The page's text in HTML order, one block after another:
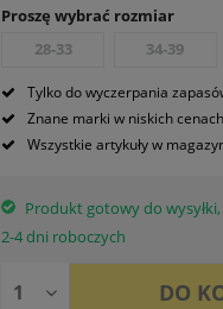
Proszę wybrać rozmiar
28-33
34-39
Tylko do wyczerpania
Znane marki w niskich
Wszystkie artykuły w
Produkt gotowy do
2-4 dni roboczych
DO